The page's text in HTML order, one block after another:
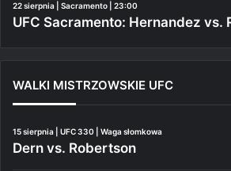
22 sierpnia | Sacramento | 23:00
UFC Sacramento: Hernandez vs.
WALKI MISTRZOWSKIE UFC
15 sierpnia | UFC 330 | Waga słomkowa
Dern vs. Robertson